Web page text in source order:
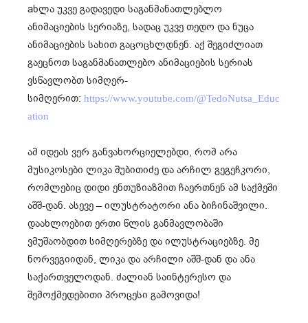
aხლა უკვე გადავედი საგანმანათლებლო
ანიმაციების სერიაზე, სადაც უკვე თედო და ნუცა
ანიმაციების სახით გაცოცხლდნენ. აქ შეგიძლიათ
გაეცნოთ საგანმანათლებო ანიმაციების სერიას
ვსწავლობთ სიმღერ-
სიმღერით: https://www.youtube.com/@TedoNutsa_Educ
ation
ამ იდეას ვერ განვახორციელებდი, რომ არა
მუსიკოსები ლიკა შუბითიძე და არჩილ გეგეჩკორი,
რომლებიც დიდი ენთუზიაზმით ჩაერთნენ ამ საქმეში
აშშ-დან. ასევე – ილუსტრატორი ანა ბიჩინაშვილი.
დაახლოებით ერთი წლის განმავლობაში
ვმუშაობდით სიმღერებზე და ილუსტრაციებზე. მე
ნორვეგიიდან, ლიკა და არჩილი აშშ-დან და ანა
საქართველოდან. ძალიან საინტერესო და
შემოქმედებითი პროცესი გამოვიდა!